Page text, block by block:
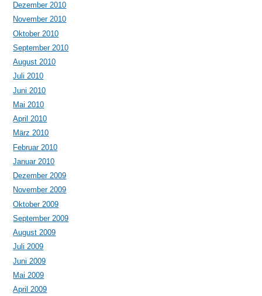
Dezember 2010
November 2010
Oktober 2010
September 2010
August 2010
Juli 2010
Juni 2010
Mai 2010
April 2010
März 2010
Februar 2010
Januar 2010
Dezember 2009
November 2009
Oktober 2009
September 2009
August 2009
Juli 2009
Juni 2009
Mai 2009
April 2009